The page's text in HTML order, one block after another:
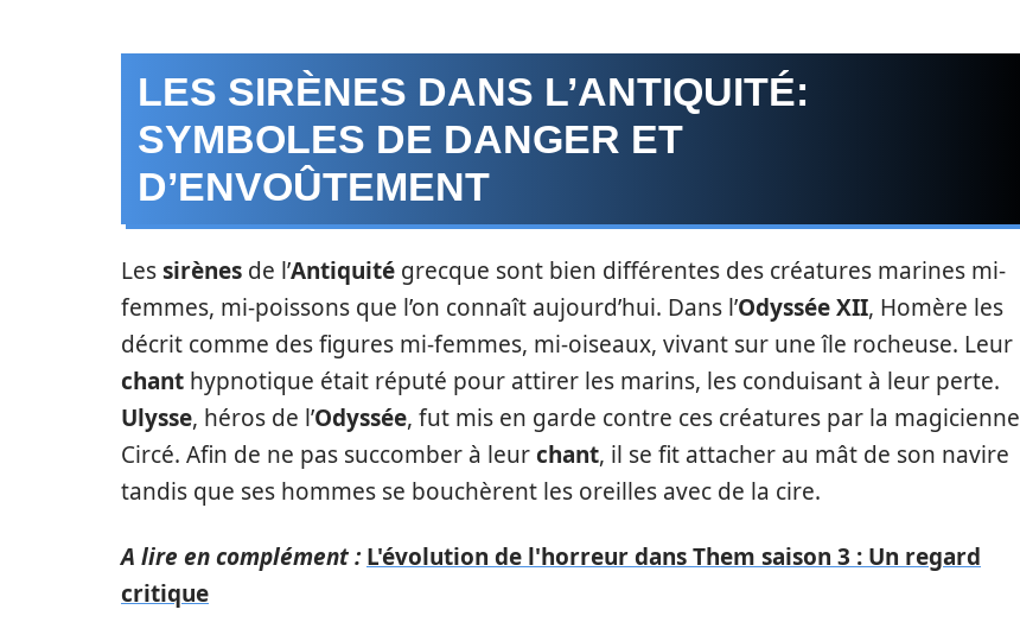
LES SIRÈNES DANS L’ANTIQUITÉ:
SYMBOLES DE DANGER ET
D’ENVOÛTEMENT
Lessirènes de l’Antiquité grecque sont bien différentes des créatures marines mi-
femmes, mi-poissons que l’on connaît aujourd’hui. Dans l’Odyssée XII, Homère les
décrit comme des figures mi-femmes, mi-oiseaux, vivant sur une île rocheuse. Leur
chant hypnotique était réputé pour attirer les marins, les conduisant à leur perte.
Ulysse, héros de l’Odyssée, fut mis en garde contre ces créatures par la magicienne
Circé. Afin de ne pas succomber à leurchant, il se fit attacher au mât de son navire
tandis que ses hommes se bouchèrent les oreilles avec de la cire.
A lire en complément : L'évolution de l'horreur dans Them saison 3 : Un regard
critique